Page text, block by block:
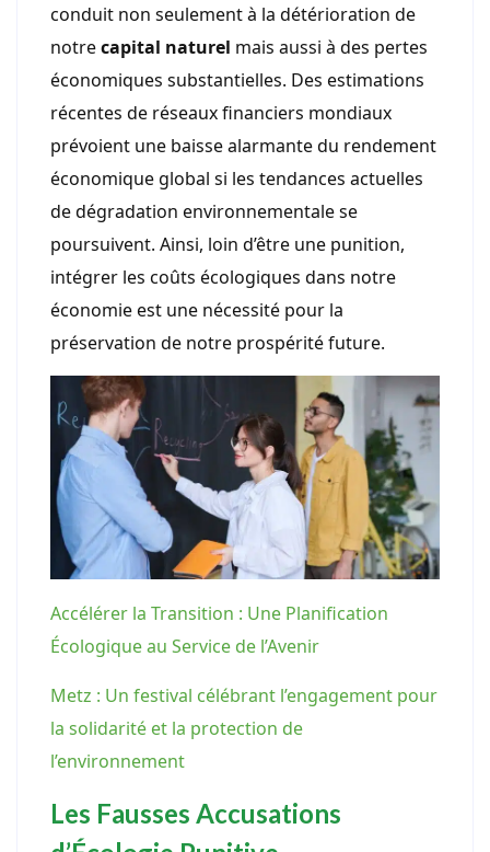
conduit non seulement à la détérioration de
notrecapital naturel mais aussi à des pertes
économiques substantielles. Des estimations
récentes de réseaux financiers mondiaux
prévoient une baisse alarmante du rendement
économique global si les tendances actuelles
de dégradation environnementale se
poursuivent. Ainsi, loin d’être une punition,
intégrer les coûts écologiques dans notre
économie est une nécessité pour la
préservation de notre prospérité future.
Accélérer la Transition : Une Planification
Écologique au Service de l’Avenir
Metz : Un festival célébrant l’engagement pour
la solidarité et la protection de
l’environnement
Les Fausses Accusations